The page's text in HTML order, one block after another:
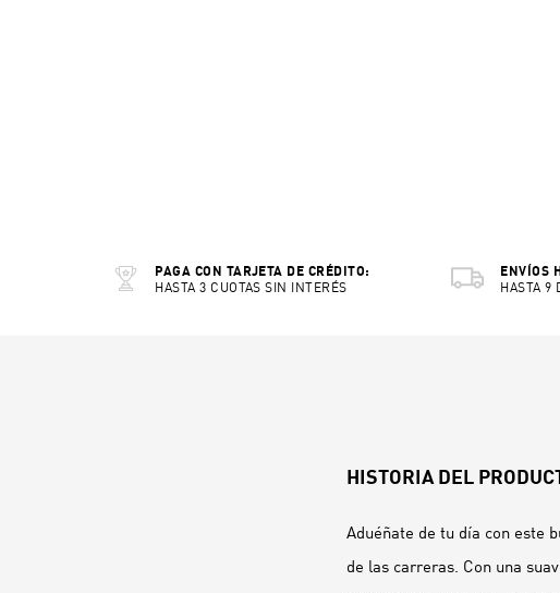
PAGA CON TARJETA DE CRÉDITO:
HASTA 3 CUOTAS SIN INTERÉS
ENVÍOS
HASTA 9
HISTORIA DEL
Aduéñate de tu día con este
de las carreras. Con una